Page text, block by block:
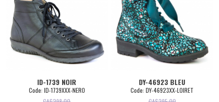
ID-1739 NOIR
Code: ID-1739XXX-NERO
DY-46923 BLEU
Code: DY-46923XX-LOIRET